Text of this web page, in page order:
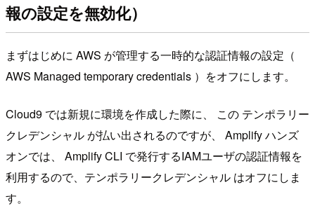
報の設定を無効化）
まずはじめに AWS が管理する一時的な認証情報の設定（
AWS Managed temporary credentials ）をオフにします。
Cloud9 では新規に環境を作成した際に、 この テンポラリー
クレデンシャル が払い出されるのですが、 Amplify ハンズ
オンでは、 Amplify CLI で発行するIAMユーザの認証情報を
利用するので、テンポラリークレデンシャル はオフにしま
す。